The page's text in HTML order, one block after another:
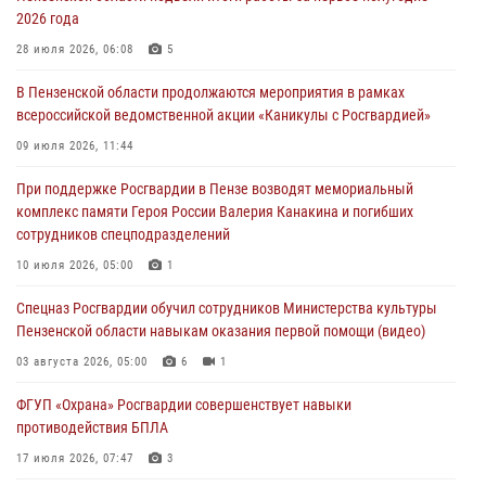
В Пензе сотрудники Росгвардии оказали помощь
дезориентированному пенсионеру
В Пензе при силовой поддержке Росгвардии пресечена
деятельность ОПГ, маскировавшейся под реабилитационный центр
04 августа 2026, 07:05 4
В Управлении Росгвардии по Пензенской области подвели итоги
работы за первое полугодие 2026 года
2026 года
28 июля 2026, 06:08 5
В Пензенской области продолжаются мероприятия в рамках
всероссийской ведомственной акции «Каникулы с Росгвардией»
09 июля 2026, 11:44
При поддержке Росгвардии в Пензе возводят мемориальный
комплекс памяти Героя России Валерия Канакина и погибших
сотрудников спецподразделений
10 июля 2026, 05:00 1
Спецназ Росгвардии обучил сотрудников Министерства культуры
Пензенской области навыкам оказания первой помощи (видео)
03 августа 2026, 05:00 6 1
ФГУП «Охрана» Росгвардии совершенствует навыки
противодействия БПЛА
17 июля 2026, 07:47 3